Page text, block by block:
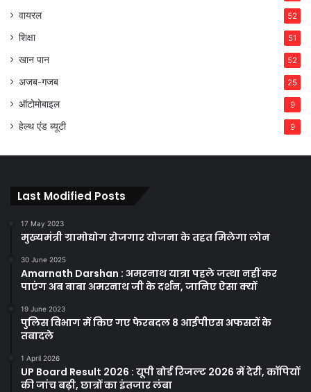
वायरल 52
शिक्षा 51
खान पान 52
अजब-गजब 25
ऑटोमोबाइल 9
हेल्थ एंड ब्यूटी 9
Last Modified Posts
17 May 2023
मुख्यमंत्री ग्रामोद्योग रोजगार योजना के तहत मिलेगा लोन
30 June 2025
Amarnath Darshan : अमरनाथ यात्रा पहले जत्था नहीं कर
पाएंग अब बाबा अमरनाथ जी के दर्शन, जानिए ऐसा क्यों
19 June 2023
पुलिस विभाग में किए गए फेरबदल 8 आईपीएस अफसरों के
तबादले
1 April 2026
UP Board Result 2026 : यूपी बोर्ड रिजल्ट 2026 में देरी, कॉपियों
की जांच बढ़ी, छात्रों का इंतजार लंबा